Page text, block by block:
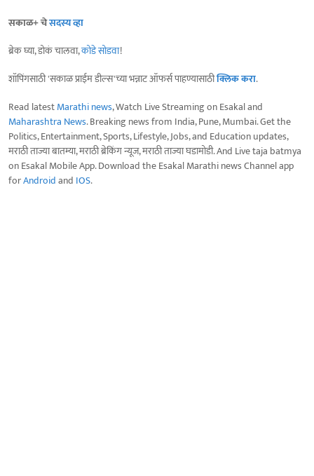
सकाळ+ चेसदस्य व्हा
ब्रेक घ्या, डोकं चालवा,कोडे सोडवा!
शॉपिंगसाठी 'सकाळ प्राईम डील्स'च्या भन्नाट ऑफर्स पाहण्यासाठीक्लिक करा.
Read latestMarathi news, Watch Live Streaming on Esakal and
Maharashtra News. Breaking news from India, Pune, Mumbai. Get the
Politics, Entertainment, Sports, Lifestyle, Jobs, and Education updates,
मराठी ताज्या बातम्या, मराठी ब्रेकिंग न्यूज, मराठी ताज्या घडामोडी. And Live taja batmya
on Esakal Mobile App. Download the Esakal Marathi news Channel app
forAndroidand IOS.